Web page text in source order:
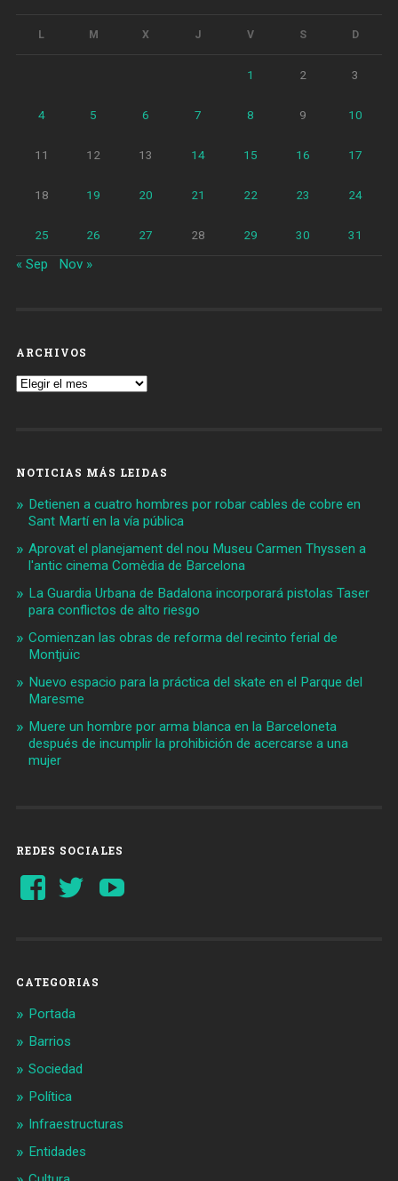
L M X J V S D
1 2 3
4 5 6 7 8 9 10
11 12 13 14 15 16 17
18 19 20 21 22 23 24
25 26 27 28 29 30 31
« Sep Nov »
ARCHIVOS
Archivos
NOTICIAS MÁS LEIDAS
Detienen a cuatro hombres por robar cables de cobre en
Sant Martí en la vía pública
Aprovat el planejament del nou Museu Carmen Thyssen a
l'antic cinema Comèdia de Barcelona
La Guardia Urbana de Badalona incorporará pistolas Taser
para conflictos de alto riesgo
Comienzan las obras de reforma del recinto ferial de
Montjuïc
Nuevo espacio para la práctica del skate en el Parque del
Maresme
Muere un hombre por arma blanca en la Barceloneta
después de incumplir la prohibición de acercarse a una
mujer
REDES SOCIALES
Ver
perfil
Ver
perfil
CATEGORIAS
Portada
Barrios
Sociedad
Política
Infraestructuras
Entidades